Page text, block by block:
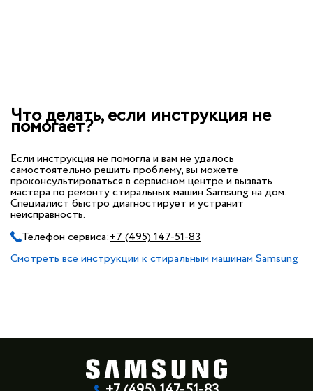
Что делать, если инструкция не
помогает?
Если инструкция не помогла и вам не удалось
самостоятельно решить проблему, вы можете
проконсультироваться в сервисном центре и вызвать
мастера по ремонту стиральных машин Samsung на дом.
Специалист быстро диагностирует и устранит
неисправность.
Телефон сервиса:+7 (495) 147-51-83
Смотреть все инструкции к стиральным машинам Samsung